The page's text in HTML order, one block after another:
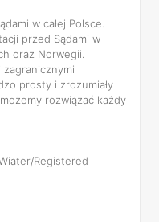
w całej Polsce.
przed Sądami w
oraz Norwegii.
zagranicznymi
prosty i zrozumiały
rozwiązać każdy
Registered